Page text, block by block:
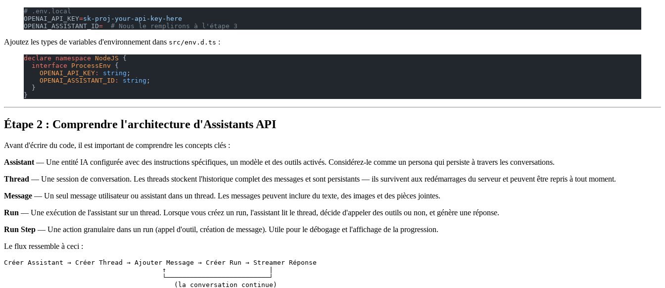
# .env.local
OPENAI_API_KEY=sk-proj-your-api-key-here
OPENAI_ASSISTANT_ID=
  # Nous le remplirons à l'étape 3
Ajoutez les types de variables d'environnement dans src/env.d.ts :
declare namespace NodeJS {
  interface
ProcessEnv {
    OPENAI_API_KEY
: string ;
    OPENAI_ASSISTANT_ID
: string ;
  }
}
Étape 2 : Comprendre l'architecture d'Assistants API
Avant d'écrire du code, il est important de comprendre les concepts clés :
Assistant — Une entité IA configurée avec des instructions spécifiques, un modèle et des outils activés. Considérez-le comme un persona qui persiste à travers les conversations.
Thread — Une session de conversation. Les threads stockent l'historique complet des messages et sont persistants — ils survivent aux redémarrages du serveur et peuvent être repris à tout moment.
Message — Un seul message utilisateur ou assistant dans un thread. Les messages peuvent inclure du texte, des images et des pièces jointes.
Run — Une exécution de l'assistant sur un thread. Lorsque vous créez un run, l'assistant lit le thread, décide d'appeler des outils ou non, et génère une réponse.
Run Step — Une action granulaire dans un run (appel d'outil, création de message). Utile pour le débogage et l'affichage de la progression.
Le flux ressemble à ceci :
Créer Assistant → Créer Thread → Ajouter Message → Créer Run → Streamer Réponse
                                        ↑                          |
                                        └──────────────────────────┘